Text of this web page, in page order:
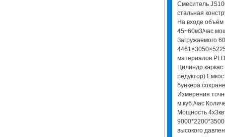
Смеситель
стальная
На входе объём
45~60м3/час
Загружаемого
материалов
редуктор)
бункера
Измерения
м.куб./час
Мощность
высокого